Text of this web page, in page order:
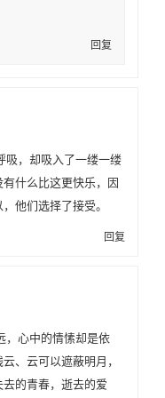
回复
吸，却吸入了一缕一缕
什么比这更快乐，因
他们选择了接受。
回复
，心中的情愫却是依
、云可以遮蔽明月，
的青春，逝去的爱